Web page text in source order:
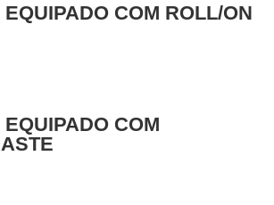
COM ROLL/ON
COM